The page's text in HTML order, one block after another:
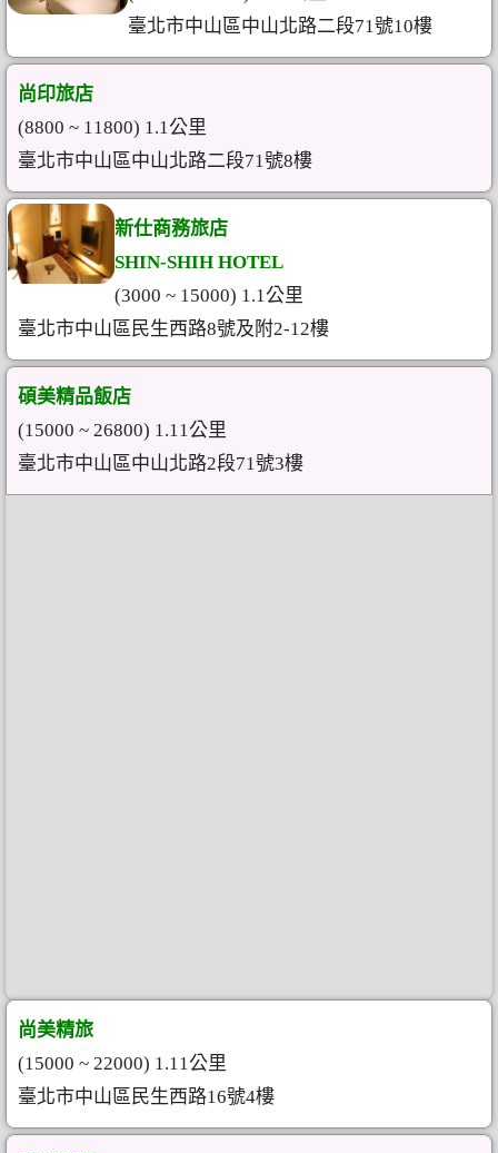
臺北市中山區中山北路二段71號10樓
尚印旅店
(8800 ~ 11800) 1.1公里
臺北市中山區中山北路二段71號8樓
新仕商務旅店
SHIN-SHIH HOTEL
(3000 ~ 15000) 1.1公里
臺北市中山區民生西路8號及附2-12樓
碩美精品飯店
(15000 ~ 26800) 1.11公里
臺北市中山區中山北路2段71號3樓
尚美精旅
(15000 ~ 22000) 1.11公里
臺北市中山區民生西路16號4樓